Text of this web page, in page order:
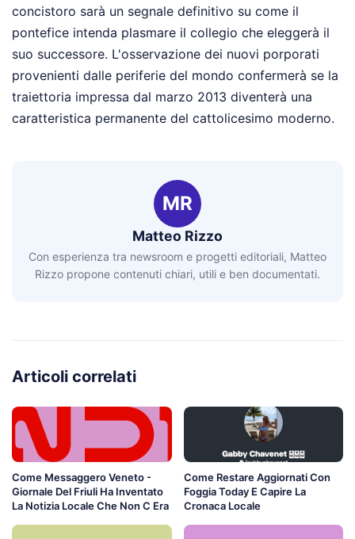
concistoro sarà un segnale definitivo su come il
pontefice intenda plasmare il collegio che eleggerà il
suo successore. L'osservazione dei nuovi porporati
provenienti dalle periferie del mondo confermerà se la
traiettoria impressa dal marzo 2013 diventerà una
caratteristica permanente del cattolicesimo moderno.
MR
Matteo Rizzo
Con esperienza tra newsroom e progetti editoriali, Matteo
Rizzo propone contenuti chiari, utili e ben documentati.
Articoli correlati
Come Messaggero Veneto -
Giornale Del Friuli Ha Inventato
La Notizia Locale Che Non C Era
Come Restare Aggiornati Con
Foggia Today E Capire La
Cronaca Locale